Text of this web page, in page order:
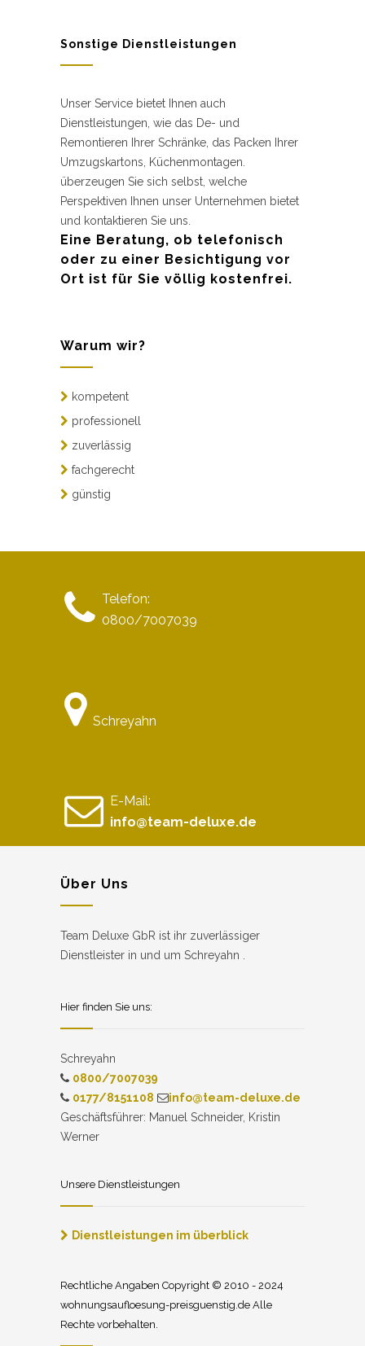
Sonstige Dienstleistungen
Unser Service bietet Ihnen auch
Dienstleistungen, wie das De- und
Remontieren Ihrer Schränke, das Packen Ihrer
Umzugskartons, Küchenmontagen.
überzeugen Sie sich selbst, welche
Perspektiven Ihnen unser Unternehmen bietet
und kontaktieren Sie uns.
Eine Beratung, ob telefonisch
oder zu einer Besichtigung vor
Ort ist für Sie völlig kostenfrei.
Warum wir?
kompetent
professionell
zuverlässig
fachgerecht
günstig
Telefon:
0800/7007039
Schreyahn
E-Mail:
info@team-deluxe.de
Über Uns
Team Deluxe GbR ist ihr zuverlässiger
Dienstleister in und um Schreyahn .
Hier finden Sie uns:
Schreyahn
0800/7007039
0177/8151108
info@team-deluxe.de
Geschäftsführer: Manuel Schneider, Kristin
Werner
Unsere Dienstleistungen
Dienstleistungen im überblick
Rechtliche Angaben Copyright © 2010 - 2024
wohnungsaufloesung-preisguenstig.de Alle
Rechte vorbehalten.